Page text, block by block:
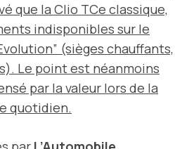
que la Clio TCe classique,
indisponibles sur le
(sièges chauffants,
Le point est néanmoins
par la valeur lors de la
quotidien.